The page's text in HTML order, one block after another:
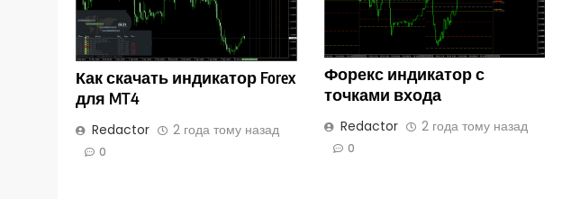
Как скачать индикатор Forex
для MT4
Redactor 2 года тому назад
0
Форекс индикатор с
точками входа
Redactor 2 года тому назад
0